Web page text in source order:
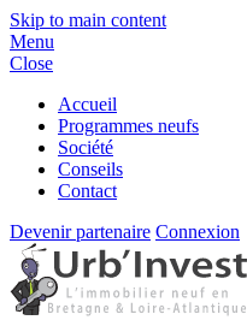
Skip to main content
Menu
Close
Accueil
Programmes neufs
Société
Conseils
Contact
Devenir partenaire Connexion